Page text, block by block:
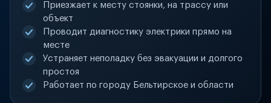
Приезжает к месту стоянки, на трассу или
объект
Проводит диагностику электрики прямо на
месте
Устраняет неполадку без эвакуации и долгого
простоя
Работает по городу Бельтирское и области